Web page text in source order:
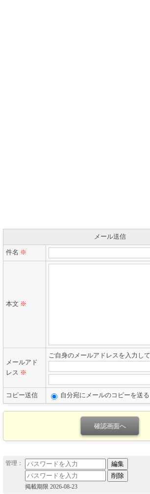
メール送信
件名 ※
本文 ※
メールアド
レス ※
ご自身のメールアドレスを入力して
コピー送信 自分宛にメールのコピーを送る
掲載期限 2026-08-23